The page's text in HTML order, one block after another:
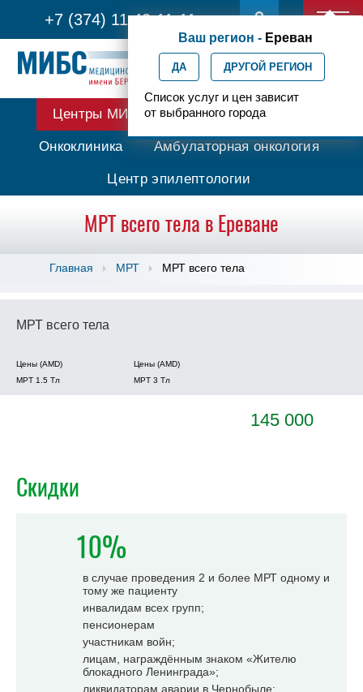
+7 (374) 11 42-11-11
Ваш регион - Ереван
ДА ДРУГОЙ РЕГИОН
Список услуг и цен зависит
от выбранного города
Центры МИБС Протонная терапия
Онкоклиника Амбулаторная онкология
Центр эпилептологии
МРТ всего тела в Ереване
Главная МРТ МРТ всего тела
МРТ всего тела
Цены (AMD)
МРТ 1.5 Tл
Цены (AMD)
МРТ 3 Tл
145 000
Скидки
10%
в случае проведения 2 и более МРТ одному и
тому же пациенту
инвалидам всех групп;
пенсионерам
участникам войн;
лицам, награждённым знаком «Жителю
блокадного Ленинграда»;
ликвидаторам аварии в Чернобыле;